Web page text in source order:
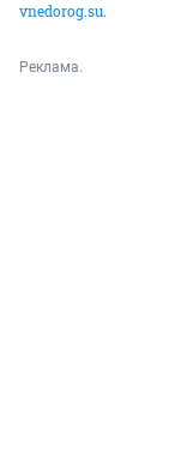
vnedorog.su.
Реклама.